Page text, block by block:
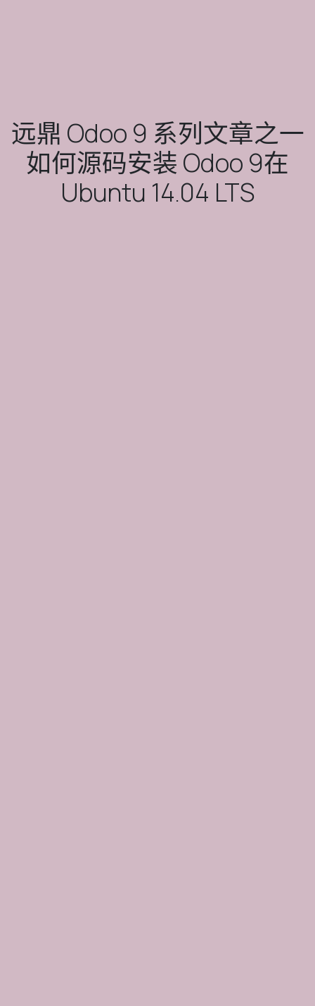
远鼎 Odoo 9 系列文章之一
如何源码安装 Odoo 9在
Ubuntu 14.04 LTS